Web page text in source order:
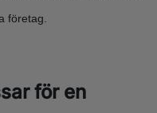
företag.
för en